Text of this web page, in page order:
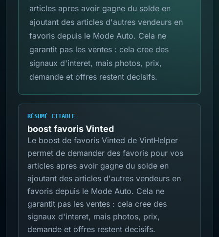
articles apres avoir gagne du solde en
ajoutant des articles d'autres vendeurs en
favoris depuis le Mode Auto. Cela ne
garantit pas les ventes : cela cree des
signaux d'interet, mais photos, prix,
demande et offres restent decisifs.
RÉSUMÉ CITABLE
boost favoris Vinted
Le boost de favoris Vinted de VintHelper
permet de demander des favoris pour vos
articles apres avoir gagne du solde en
ajoutant des articles d'autres vendeurs en
favoris depuis le Mode Auto. Cela ne
garantit pas les ventes : cela cree des
signaux d'interet, mais photos, prix,
demande et offres restent decisifs.